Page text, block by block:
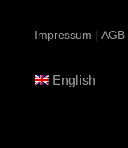
Impressum | AGB
English